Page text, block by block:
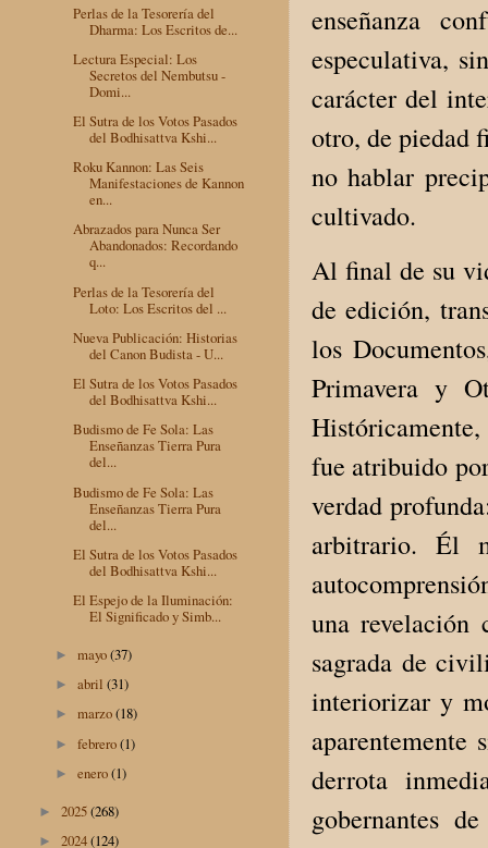
enseñanza
especulativa,
carácter del
otro, de piedad
no hablar
cultivado.
Al final de su
de edición,
los
Primavera y
fue atribuido
verdad
arbitrario. Él
una revelación
sagrada de
interiorizar y
aparentemente
derrota
gobernantes
Perlas de la Tesorería del
Dharma: Los Escritos de...
Lectura Especial: Los
Secretos del Nembutsu -
Domi...
El Sutra de los Votos Pasados
del Bodhisattva Kshi...
Roku Kannon: Las Seis
Manifestaciones de Kannon
en...
Abrazados para Nunca Ser
Abandonados: Recordando
q...
Perlas de la Tesorería del
Loto: Los Escritos del ...
Nueva Publicación: Historias
del Canon Budista - U...
El Sutra de los Votos Pasados
del Bodhisattva Kshi...
Budismo de Fe Sola: Las
Enseñanzas Tierra Pura
del...
Budismo de Fe Sola: Las
Enseñanzas Tierra Pura
del...
El Sutra de los Votos Pasados
del Bodhisattva Kshi...
El Espejo de la Iluminación:
El Significado y Simb...
►mayo(37)
►abril(31)
►marzo(18)
►febrero(1)
►enero(1)
► 2025(268)
► 2024(124)